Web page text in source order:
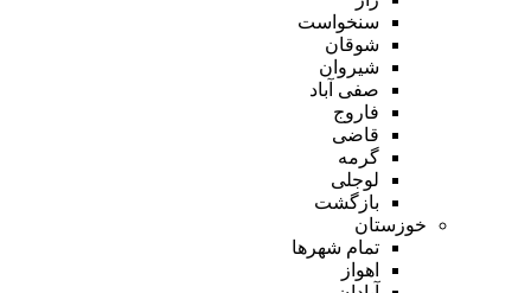
سنخواست
شوقان
شیروان
صفی آباد
فاروج
قاضی
گرمه
لوجلی
بازگشت
خوزستان
تمام شهر‌ها
اهواز